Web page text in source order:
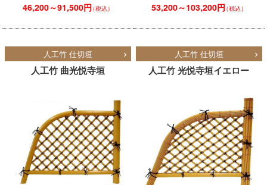
46,200～91,500円（税込） 53,200～103,200円（税込）
人工竹 仕切垣
人工竹 曲光悦寺垣
人工竹 仕切垣
人工竹 光悦寺垣イエロー